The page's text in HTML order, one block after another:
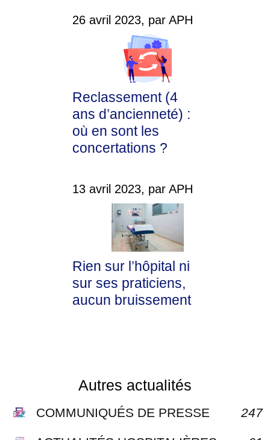
26 avril 2023, par APH
Reclassement (4
ans d’ancienneté) :
où en sont les
concertations ?
13 avril 2023, par APH
Rien sur l’hôpital ni
sur ses praticiens,
aucun bruissement
Autres actualités
COMMUNIQUÉS DE PRESSE 247